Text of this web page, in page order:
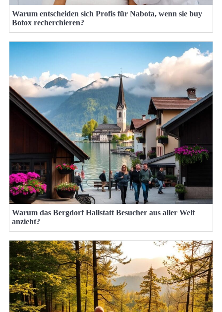
Warum entscheiden sich Profis für Nabota, wenn sie buy
Botox recherchieren?
Warum das Bergdorf Hallstatt Besucher aus aller Welt
anzieht?